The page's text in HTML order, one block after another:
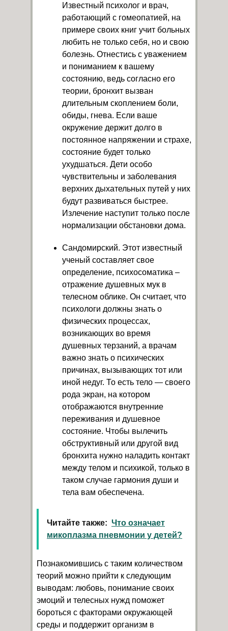
Известный психолог и врач,
работающий с гомеопатией, на
примере своих книг учит больных
любить не только себя, но и свою
болезнь. Отнестись с уважением
и пониманием к вашему
состоянию, ведь согласно его
теории, бронхит вызван
длительным скоплением боли,
обиды, гнева. Если ваше
окружение держит долго в
постоянное напряжении и страхе,
состояние будет только
ухудшаться. Дети особо
чувствительны и заболевания
верхних дыхательных путей у них
будут развиваться быстрее.
Излечение наступит только после
нормализации обстановки дома.
Сандомирский. Этот известный
ученый составляет свое
определение, психосоматика –
отражение душевных мук в
телесном облике. Он считает, что
психологи должны знать о
физических процессах,
возникающих во время
душевных терзаний, а врачам
важно знать о психических
причинах, вызывающих тот или
иной недуг. То есть тело — своего
рода экран, на котором
отображаются внутренние
переживания и душевное
состояние. Чтобы вылечить
обструктивный или другой вид
бронхита нужно наладить контакт
между телом и психикой, только в
таком случае гармония души и
тела вам обеспечена.
Читайте также: Что означает
микоплазма пневмонии у детей?
Познакомившись с таким количеством
теорий можно прийти к следующим
выводам: любовь, понимание своих
эмоций и телесных нужд поможет
бороться с факторами окружающей
среды и поддержит организм в